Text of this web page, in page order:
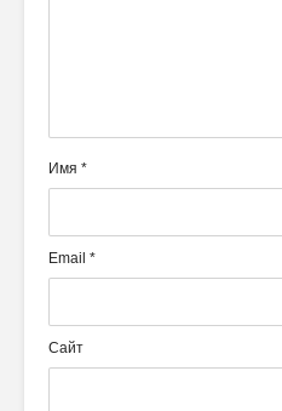
Имя *
Email *
Сайт